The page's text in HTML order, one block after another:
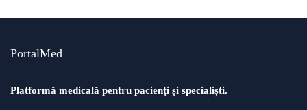
PortalMed
Platformă medicală pentru pacienți și specialiști.